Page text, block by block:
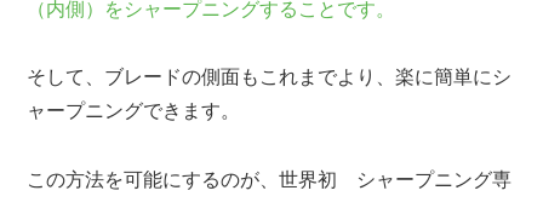
（内側）をシャープニングすることです。
そして、ブレードの側面もこれまでより、楽に簡単にシ
ャープニングできます。
この方法を可能にするのが、世界初 シャープニング専